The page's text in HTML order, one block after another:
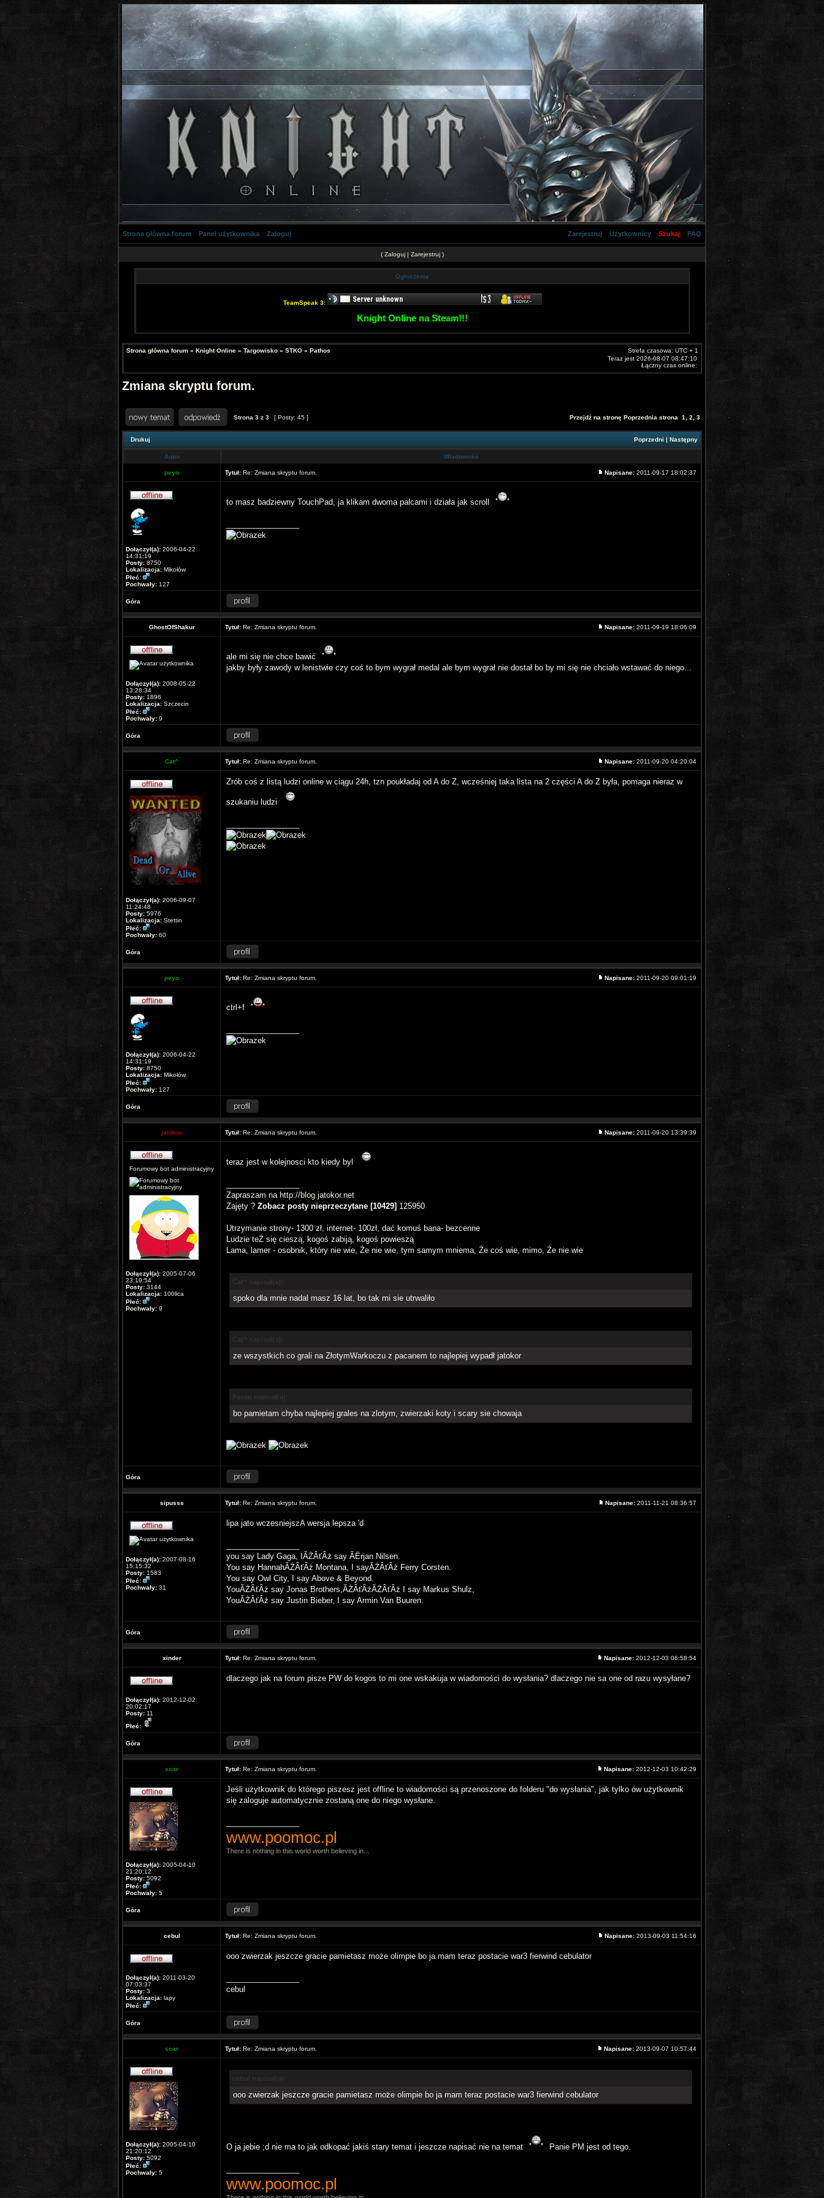
Strona główna forum Panel użytkownika Zaloguj FAQ
Szukaj
Użytkownicy
Zarejestruj
( Zaloguj| Zarejestruj)
Ogłoszenie
TeamSpeak 3:
Knight Online na Steam!!!
Strona główna forum » Knight Online » Targowisko » STKO » Pathos
Strefa czasowa: UTC + 1
Teraz jest 2026-08-07 08:47:10
Łączny czas online:
Zmiana skryptu forum.
Strona 3 z 3 [ Posty: 45 ] Przejdź na stronę Poprzednia strona 1 2 3
Drukuj Poprzedni | Następny
Autor Wiadomość
peyo Tytuł: Re: Zmiana skryptu forum. Napisane: 2011-09-17 18:02:37
Dołączył(a): 2006-04-22
14:31:19
Posty: 8750
Lokalizacja: Mikołów
Płeć:
Pochwały: 127
to masz badziewny TouchPad, ja klikam dwoma palcami i działa jak scroll
Góra
GhostOfShakur Tytuł: Re: Zmiana skryptu forum. Napisane: 2011-09-19 18:06:09
Dołączył(a): 2008-05-22
13:28:34
Posty: 1896
Lokalizacja: Szczecin
Płeć:
Pochwały: 9
ale mi się nie chce bawić
jakby były zawody w lenistwie czy coś to bym wygrał medal ale bym wygrał nie dostał bo by mi się nie chciało wstawać do niego...
Góra
Cat^ Tytuł: Re: Zmiana skryptu forum. Napisane: 2011-09-20 04:20:04
Dołączył(a): 2006-09-07
11:24:48
Posty: 5976
Lokalizacja: Stettin
Płeć:
Pochwały: 60
Zrób coś z listą ludzi online w ciągu 24h, tzn poukładaj od A do Z, wcześniej taka lista na 2 części A do Z była, pomaga nieraz w
szukaniu ludzi
Góra
peyo Tytuł: Re: Zmiana skryptu forum. Napisane: 2011-09-20 09:01:19
Dołączył(a): 2006-04-22
14:31:19
Posty: 8750
Lokalizacja: Mikołów
Płeć:
Pochwały: 127
ctrl+f
Góra
jatokor Tytuł: Re: Zmiana skryptu forum. Napisane: 2011-09-20 13:39:39
Forumowy bot administracyjny
Dołączył(a): 2005-07-06
23:19:54
Posty: 3144
Lokalizacja: 100lica
Płeć:
Pochwały: 9
teraz jest w kolejnosci kto kiedy byl
Zapraszam na http://blog.jatokor.net
Zajęty ? Zobacz posty nieprzeczytane [10429] 125950
Utrzymanie strony- 1300 zł, internet- 100zł, dać komuś bana- bezcenne
Ludzie teŻ się cieszą, kogoś zabiją, kogoś powieszą
Lama, lamer - osobnik, który nie wie, Że nie wie, tym samym mniema, Że coś wie, mimo, Że nie wie
spoko dla mnie nadal masz 16 lat, bo tak mi sie utrwaliło
ze wszystkich co grali na ZłotymWarkoczu z pacanem to najlepiej wypadł jatokor
bo pamietam chyba najlepiej grales na zlotym, zwierzaki koty i scary sie chowaja
Góra
sipusss Tytuł: Re: Zmiana skryptu forum. Napisane: 2011-11-21 08:36:57
Dołączył(a): 2007-08-16
15:15:32
Posty: 1583
Płeć:
Pochwały: 31
lipa jato wczesniejszA wersja lepsza 'd
you say Lady Gaga, IĂŻÂťÂż say ĂËrjan Nilsen.
You say HannahĂŻÂťÂż Montana, I sayĂŻÂťÂż Ferry Corsten.
You say Owl City, I say Above & Beyond.
YouĂŻÂťÂż say Jonas Brothers,ĂŻÂťÂżĂŻÂťÂż I say Markus Shulz,
YouĂŻÂťÂż say Justin Bieber, I say Armin Van Buuren.
Góra
xinder Tytuł: Re: Zmiana skryptu forum. Napisane: 2012-12-03 06:58:54
Dołączył(a): 2012-12-02
20:02:17
Posty: 11
Płeć:
dlaczego jak na forum pisze PW do kogos to mi one wskakuja w wiadomości do wysłania? dlaczego nie sa one od razu wysyłane?
Góra
scar Tytuł: Re: Zmiana skryptu forum. Napisane: 2012-12-03 10:42:29
Dołączył(a): 2005-04-10
21:20:12
Posty: 5092
Płeć:
Pochwały: 5
Jeśli użytkownik do którego piszesz jest offline to wiadomości są przenoszone do folderu "do wysłania", jak tylko ów użytkownik
się zaloguje automatycznie zostaną one do niego wysłane.
www.poomoc.pl
There is nothing in this world worth believing in...
Góra
cebul Tytuł: Re: Zmiana skryptu forum. Napisane: 2013-09-03 11:54:16
Dołączył(a): 2011-03-20
07:03:37
Posty: 3
Lokalizacja: lapy
Płeć:
ooo zwierzak jeszcze gracie pamietasz może olimpie bo ja mam teraz postacie war3 fierwind cebulator
cebul
Góra
scar Tytuł: Re: Zmiana skryptu forum. Napisane: 2013-09-07 10:57:44
Dołączył(a): 2005-04-10
21:20:12
Posty: 5092
Płeć:
Pochwały: 5
ooo zwierzak jeszcze gracie pamietasz może olimpie bo ja mam teraz postacie war3 fierwind cebulator
O ja jebie ;d nie ma to jak odkopać jakiś stary temat i jeszcze napisać nie na temat Panie PM jest od tego.
www.poomoc.pl